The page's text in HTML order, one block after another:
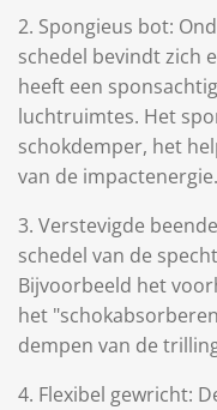
2. Spongieus bot:
schedel bevindt zich
heeft een
luchtruimtes. Het
schokdemper, het
van de impactenergie.
3. Verstevigde
schedel van de
Bijvoorbeeld het
het
dempen van de
4. Flexibel gewricht: